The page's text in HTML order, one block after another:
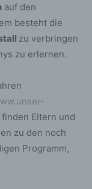
auf den
besteht die
zu verbringen
zu erlernen.
Eltern und
zu den noch
Programm,